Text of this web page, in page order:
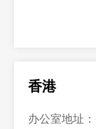
香港
办公室地址